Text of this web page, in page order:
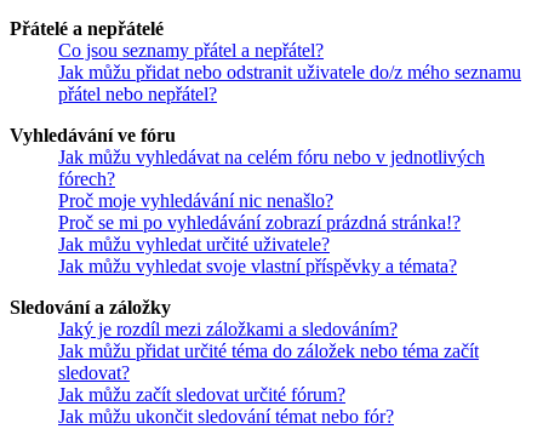
Přátelé a nepřátelé
Co jsou seznamy přátel a nepřátel?
Jak můžu přidat nebo odstranit uživatele do/z mého seznamu
přátel nebo nepřátel?
Vyhledávání ve fóru
Jak můžu vyhledávat na celém fóru nebo v jednotlivých
fórech?
Proč moje vyhledávání nic nenašlo?
Proč se mi po vyhledávání zobrazí prázdná stránka!?
Jak můžu vyhledat určité uživatele?
Jak můžu vyhledat svoje vlastní příspěvky a témata?
Sledování a záložky
Jaký je rozdíl mezi záložkami a sledováním?
Jak můžu přidat určité téma do záložek nebo téma začít
sledovat?
Jak můžu začít sledovat určité fórum?
Jak můžu ukončit sledování témat nebo fór?